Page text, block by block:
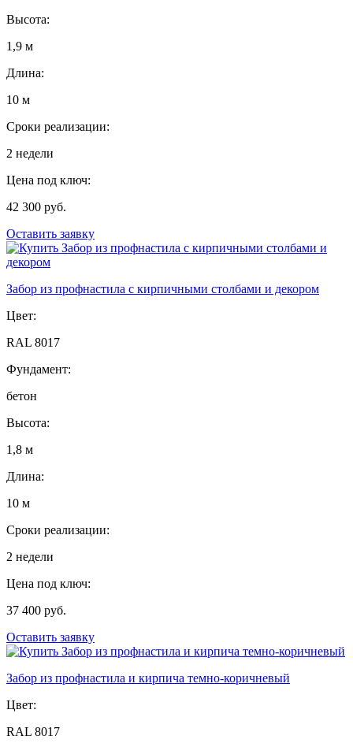
Высота:
1,9 м
Длина:
10 м
Сроки реализации:
2 недели
Цена под ключ:
42 300 руб.
Оставить заявку
Забор из профнастила с кирпичными столбами и декором
Цвет:
RAL 8017
Фундамент:
бетон
Высота:
1,8 м
Длина:
10 м
Сроки реализации:
2 недели
Цена под ключ:
37 400 руб.
Оставить заявку
Забор из профнастила и кирпича темно-коричневый
Цвет:
RAL 8017